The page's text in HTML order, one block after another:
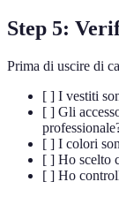
Step 5:
Prima di uscire di
[ ] I vestiti
[ ] Gli
[ ] I colori
[ ] Ho scelto
[ ] Ho